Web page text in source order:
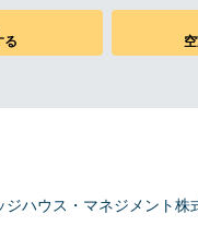
る
ジハウス・マネジメント株